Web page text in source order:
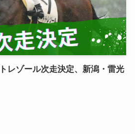
レゾール次走決定、新潟・雷光